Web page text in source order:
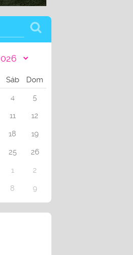
Sáb
Dom
4
5
11
12
18
19
25
26
1
2
8 9